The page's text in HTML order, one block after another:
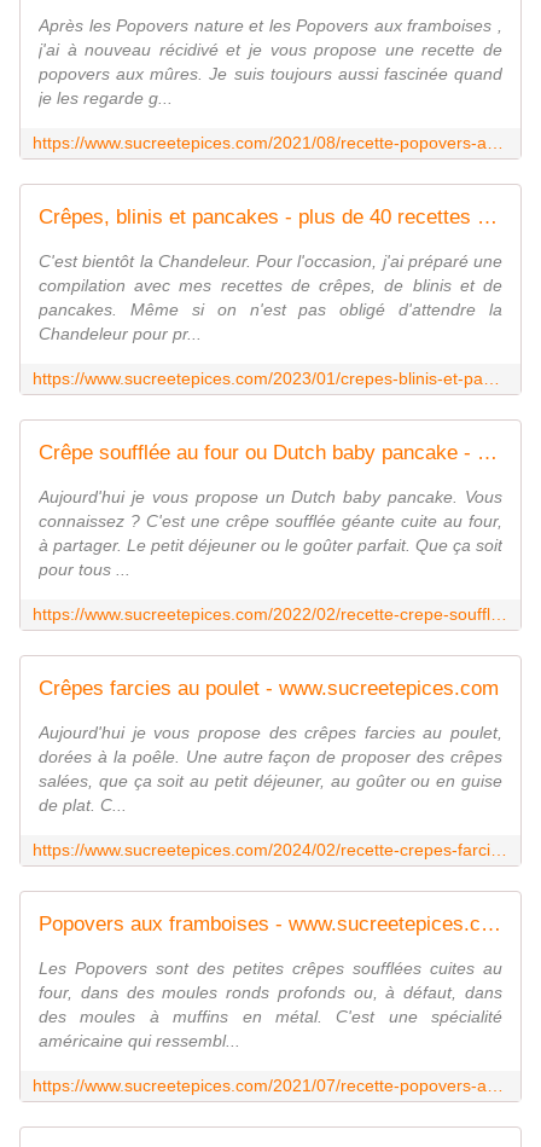
Après les Popovers nature et les Popovers aux framboises ,
j'ai à nouveau récidivé et je vous propose une recette de
popovers aux mûres. Je suis toujours aussi fascinée quand
je les regarde g...
Crêpes, blinis et pancakes - plus de 40 recettes pour la Chandeleur ou pas - www.sucreetepices.com
C'est bientôt la Chandeleur. Pour l'occasion, j'ai préparé une
compilation avec mes recettes de crêpes, de blinis et de
pancakes. Même si on n'est pas obligé d'attendre la
Chandeleur pour pr...
Crêpe soufflée au four ou Dutch baby pancake - Recette en vidéo - www.sucreetepices.com
Aujourd'hui je vous propose un Dutch baby pancake. Vous
connaissez ? C'est une crêpe soufflée géante cuite au four,
à partager. Le petit déjeuner ou le goûter parfait. Que ça soit
pour tous ...
Crêpes farcies au poulet - www.sucreetepices.com
Aujourd'hui je vous propose des crêpes farcies au poulet,
dorées à la poêle. Une autre façon de proposer des crêpes
salées, que ça soit au petit déjeuner, au goûter ou en guise
de plat. C...
Popovers aux framboises - www.sucreetepices.com
Les Popovers sont des petites crêpes soufflées cuites au
four, dans des moules ronds profonds ou, à défaut, dans
des moules à muffins en métal. C'est une spécialité
américaine qui ressembl...